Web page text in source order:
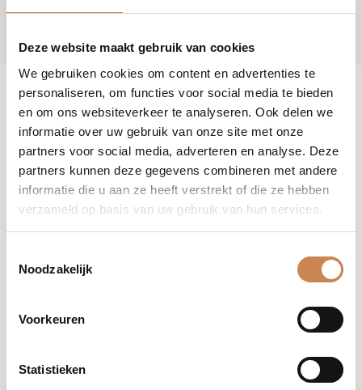
Deze website maakt gebruik van cookies
We gebruiken cookies om content en advertenties te
personaliseren, om functies voor social media te bieden
en om ons websiteverkeer te analyseren. Ook delen we
informatie over uw gebruik van onze site met onze
partners voor social media, adverteren en analyse. Deze
partners kunnen deze gegevens combineren met andere
informatie die u aan ze heeft verstrekt of die ze hebben
verzameld op basis van uw gebruik van hun services.
Noodzakelijk
Voorkeuren
Statistieken
ALLE